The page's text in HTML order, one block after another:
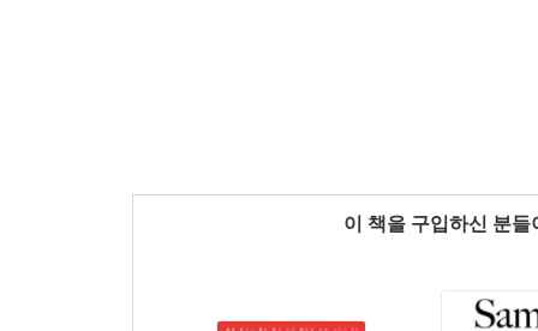
이 책을 구입하신 분